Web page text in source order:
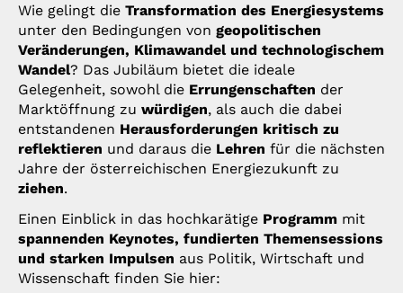
Wie gelingt die Transformation des Energiesystems
unter den Bedingungen von geopolitischen
Veränderungen, Klimawandel und technologischem
Wandel? Das Jubiläum bietet die ideale
Gelegenheit, sowohl die Errungenschaften der
Marktöffnung zu würdigen, als auch die dabei
entstandenen Herausforderungen kritisch zu
reflektieren und daraus die Lehren für die nächsten
Jahre der österreichischen Energiezukunft zu
ziehen.
Einen Einblick in das hochkarätige Programm mit
spannenden Keynotes, fundierten Themensessions
und starken Impulsen aus Politik, Wirtschaft und
Wissenschaft finden Sie hier: